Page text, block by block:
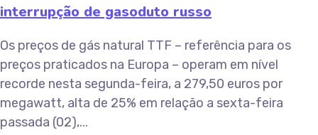
interrupção de gasoduto russo
Os preços de gás natural TTF – referência para os
preços praticados na Europa – operam em nível
recorde nesta segunda-feira, a 279,50 euros por
megawatt, alta de 25% em relação a sexta-feira
passada (02),...